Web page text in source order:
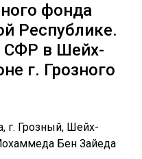
фонда
Республике.
СФР в Шейх-
г. Грозного
г. Грозный, Шейх-
Бен Зайеда